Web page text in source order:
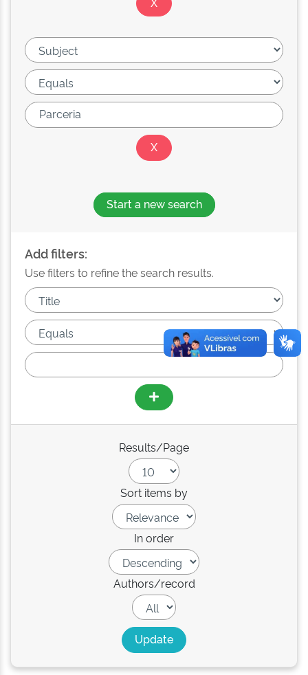
Start a new search
Add filters:
Use filters to refine the search results.
Results/Page
Sort items by
In order
Authors/record